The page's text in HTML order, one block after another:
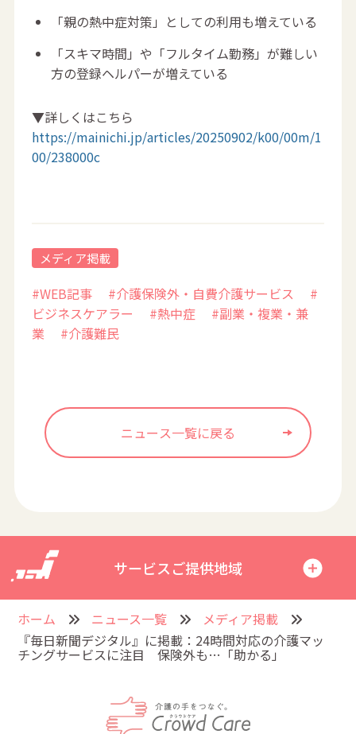
「親の熱中症対策」としての利用も増えている
「スキマ時間」や「フルタイム勤務」が難しい
方の登録ヘルパーが増えている
▼詳しくはこちら
https://mainichi.jp/articles/20250902/k00/00m/1
00/238000c
メディア掲載
#WEB記事 #介護保険外・自費介護サービス
#
ビジネスケアラー
#熱中症
#副業・複業・兼
業
#介護難民
ニュース一覧に戻る
サービスご提供地域
ホーム ニュース一覧
メディア掲載
『毎日新聞デジタル』に掲載：24時間対応の介護マッ
チングサービスに注目 保険外も…「助かる」